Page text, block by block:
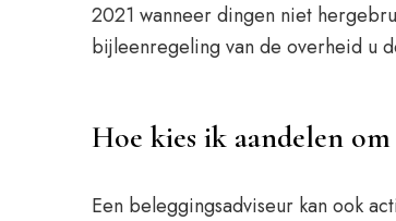
2021 wanneer dingen niet
bijleenregeling van de overheid u
Hoe kies ik aandelen
Een beleggingsadviseur kan ook